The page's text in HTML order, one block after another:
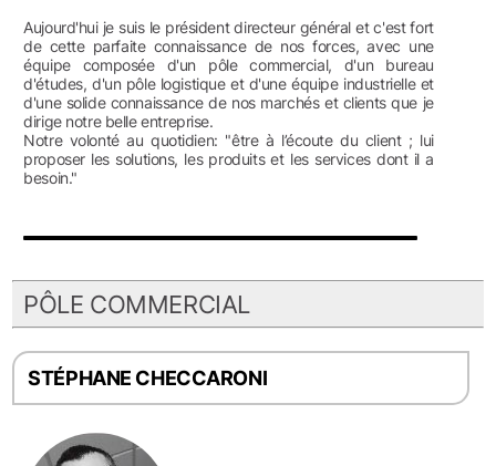
Aujourd'hui je suis le président directeur général et c'est fort
de cette parfaite connaissance de nos forces, avec une
équipe composée d'un pôle commercial, d'un bureau
d'études, d'un pôle logistique et d'une équipe industrielle et
d'une solide connaissance de nos marchés et clients que je
dirige notre belle entreprise.
Notre volonté au quotidien: "être à l’écoute du client ; lui
proposer les solutions, les produits et les services dont il a
besoin."
PÔLE COMMERCIAL
STÉPHANE CHECCARONI